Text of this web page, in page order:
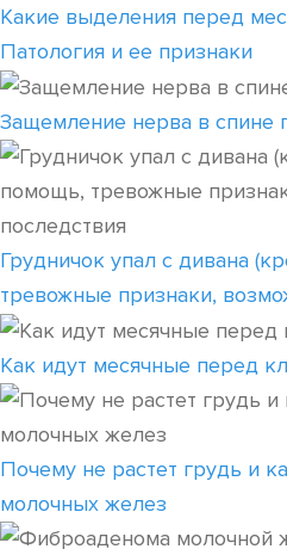
Какие выделения перед
Патология и ее признаки
Защемление нерва в спине
Грудничок упал с дивана
тревожные признаки,
Как идут месячные перед
Почему не растет грудь и
молочных желез